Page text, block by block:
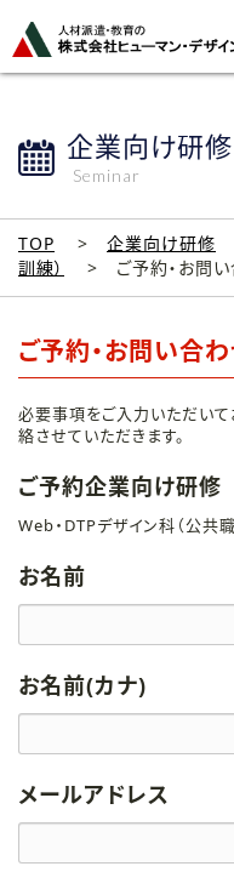
企業向け研修
Seminar
TOP 企業向け研修
訓練）
ご予約・お問
ご予約・お問い合
必要事項をご入力いただいて
絡させていただきます。
ご予約企業向け研修
Web・DTPデザイン科（公共
お名前
お名前(カナ)
メールアドレス
ジ
ト